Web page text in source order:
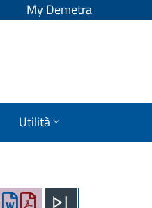
My Demetra
Utilità